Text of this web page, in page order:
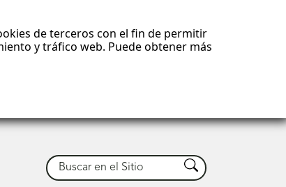
de terceros con el fin de permitir
y tráfico web. Puede obtener más
Buscar Buscar